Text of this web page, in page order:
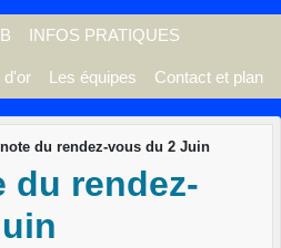
INFOS PRATIQUES
d'or Les équipes Contact et plan
du rendez-vous du 2 Juin
du rendez-